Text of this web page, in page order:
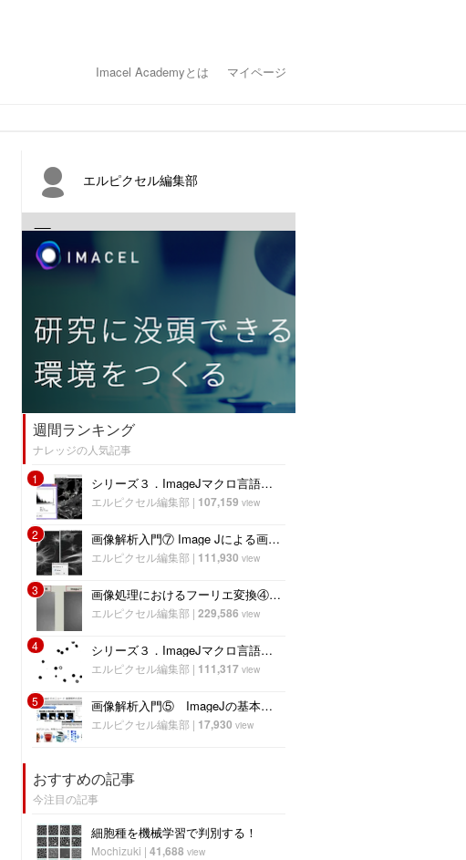
Imacel Academyとは マイページ
エルピクセル編集部
週間ランキング
ナレッジの人気記事
1
シリーズ３．ImageJマクロ言語を用いた画像解析～①輝度の統計量 ～
エルピクセル編集部 | 107,159 view
2 画像解析入門⑦ Image Jによる画像処理
エルピクセル編集部 | 111,930 view
3 画像処理におけるフーリエ変換④〜pythonによるフィルタ設計〜
エルピクセル編集部 | 229,586 view
4 シリーズ３．ImageJマクロ言語を用いた画像解析～②二値化処理-1～
エルピクセル編集部 | 111,317 view
5 画像解析入門⑤ ImageJの基本画面とメニュー構成
エルピクセル編集部 | 17,930 view
おすすめの記事
今注目の記事
細胞種を機械学習で判別する！
Mochizuki | 41,688 view